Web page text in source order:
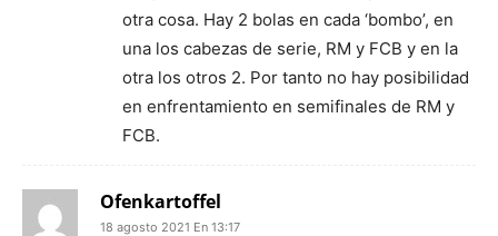
otra cosa. Hay 2 bolas en cada ‘bombo’, en
una los cabezas de serie, RM y FCB y en la
otra los otros 2. Por tanto no hay posibilidad
en enfrentamiento en semifinales de RM y
FCB.
Ofenkartoffel
18 agosto 2021 En 13:17